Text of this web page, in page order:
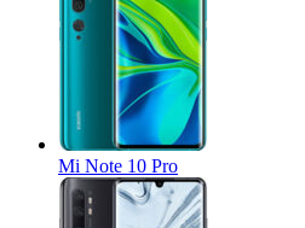
Mi Note 10 Pro